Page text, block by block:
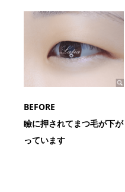
BEFORE
瞼に押されてまつ毛が下が
っています